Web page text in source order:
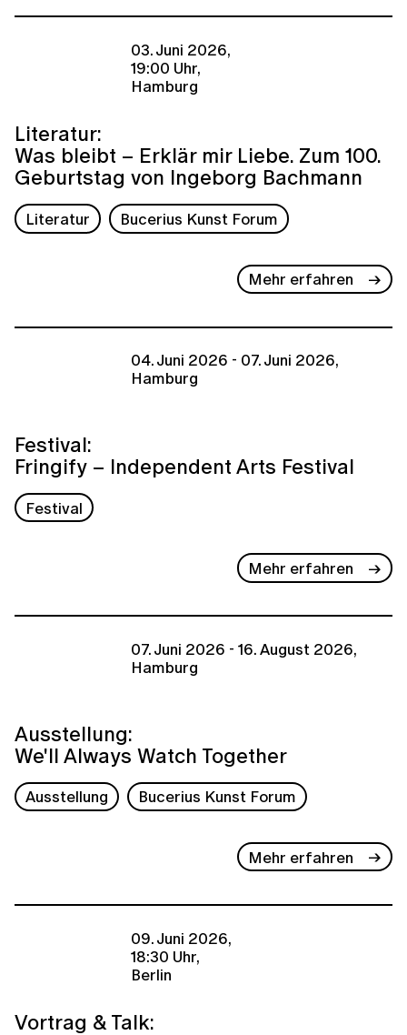
03. Juni 2026,
19:00 Uhr,
Hamburg
Literatur:
Was bleibt – Erklär mir Liebe. Zum 100.
Geburtstag von Ingeborg Bachmann
Literatur Bucerius Kunst Forum
Mehr erfahren
04. Juni 2026 - 07. Juni 2026,
Hamburg
Festival:
Fringify – Independent Arts Festival
Festival
Mehr erfahren
07. Juni 2026 - 16. August 2026,
Hamburg
Ausstellung:
We'll Always Watch Together
Ausstellung Bucerius Kunst Forum
Mehr erfahren
09. Juni 2026,
18:30 Uhr,
Berlin
Vortrag & Talk: